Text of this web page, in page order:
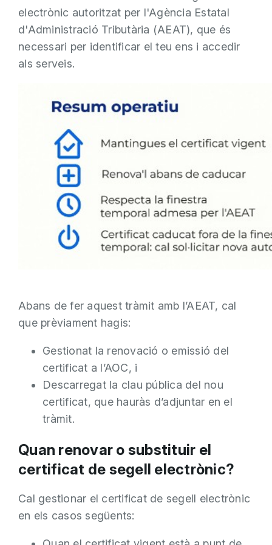
electrònic autoritzat per l'Agència Estatal
d'Administració Tributària (AEAT), que és
necessari per identificar el teu ens i accedir
als serveis.
Abans de fer aquest tràmit amb l’AEAT, cal
que prèviament hagis:
Gestionat la renovació o emissió del
certificat a l’AOC, i
Descarregat la clau pública del nou
certificat, que hauràs d’adjuntar en el
tràmit.
Quan renovar o substituir el
certificat de segell electrònic?
Cal gestionar el certificat de segell electrònic
en els casos següents: